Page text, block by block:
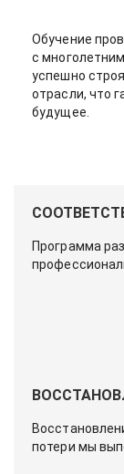
Обучение
с
успешно
отрасли, что
будущее.
Программа
потери мы